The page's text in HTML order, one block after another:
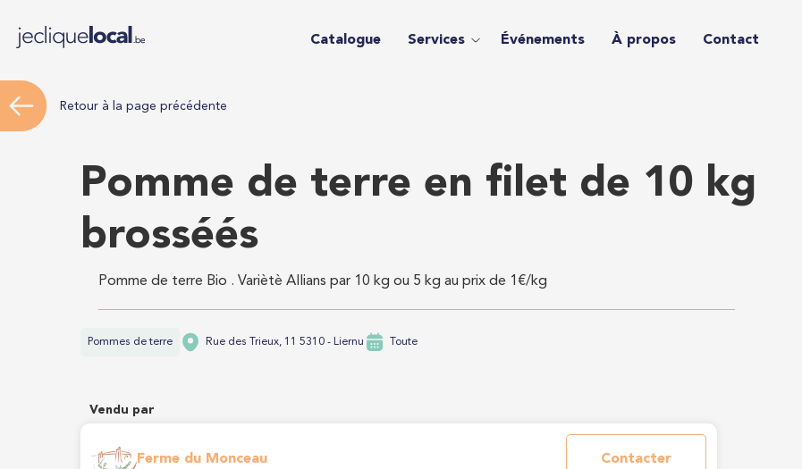
Catalogue Services Événements À propos Contact
Retour à la page précédente
Pomme de terre en filet de 10 kg
brosséés
Pomme de terre Bio . Variètè Allians par 10 kg ou 5 kg au prix de 1€/kg
Pommes de terre Rue des Trieux, 11 5310 - Liernu Toute
Vendu par
Ferme du Monceau Contacter